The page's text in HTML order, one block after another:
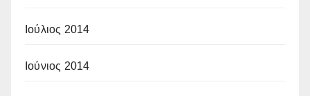
Ιούλιος 2014
Ιούνιος 2014